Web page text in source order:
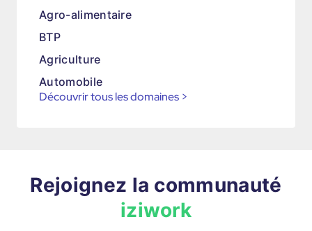
Agro-alimentaire
BTP
Agriculture
Automobile
Découvrir tous les domaines >
Rejoignez la communauté
iziwork